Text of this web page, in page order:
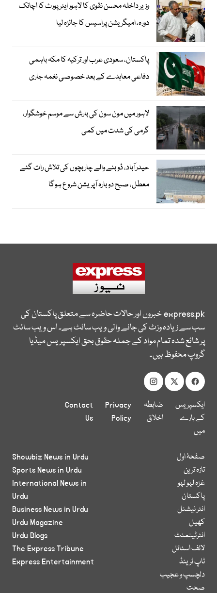
وزیر داخلہ محسن نقوی کا لاہور ایئر پورٹ کا اچانک
دورہ، امیگریشن پراسیس کا جائزہ لیا
پاکستان، سعودی عرب اور ترکیہ کا مکہ باہمی
دفاعی معاہدے کے بعد خصوصی نغمہ جاری
لاہور میں مون سون کی بارش سے موسم خوشگوار،
گرمی کی شدت میں کمی
حیدرآباد، ڈوبنے والے چار بچوں کی تلاش رات گئے
معطل، صبح دوبارہ آپریشن شروع ہوگا
express.pkخبروں اور حالات حاضرہ سے متعلق پاکستان کی
سب سے زیادہ وزٹ کی جانے والی ویب سائٹ ہے۔ اس ویب سائٹ
پر شائع شدہ تمام مواد کے جملہ حقوق بحق ایکسپریس میڈیا
گروپ محفوظ ہیں۔
ایکسپریس
کے بارے
میں
ضابطہ
اخلاق
Privacy
Policy
Contact
Us
صفحۂ اول
تازہ ترین
غزہ لہو لہو
پاکستان
انٹر نیشنل
کھیل
انٹرٹینمنٹ
لائف اسٹائل
ٹاپ ٹرینڈ
دلچسپ و عجیب
صحت
Showbiz News in Urdu
Sports News in Urdu
International News in
Urdu
Business News in Urdu
Urdu Magazine
Urdu Blogs
The Express Tribune
Express Entertainment